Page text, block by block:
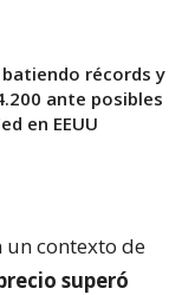
récords y
ante posibles
en EEUU
un contexto de
superó